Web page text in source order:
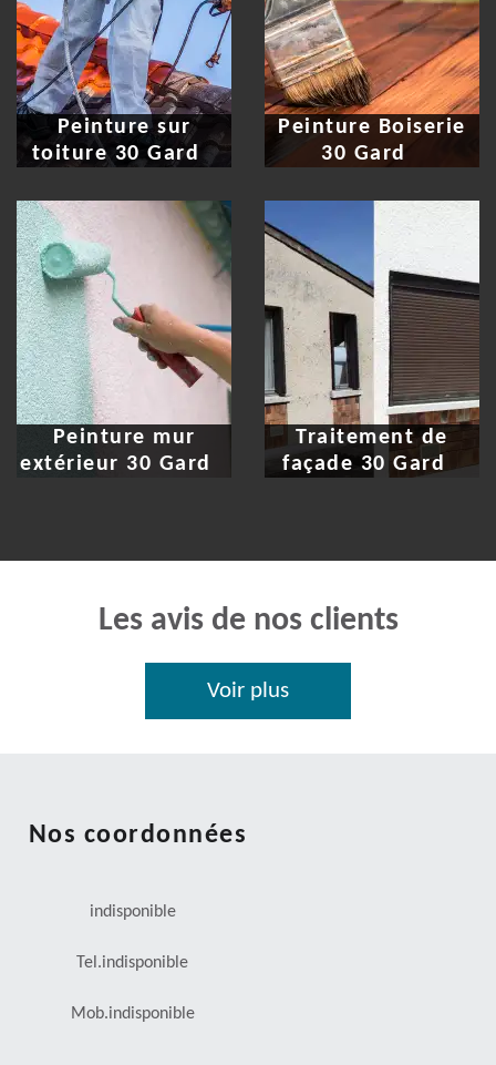
Peinture sur
toiture 30 Gard
Peinture Boiserie
30 Gard
Peinture mur
extérieur 30 Gard
Traitement de
façade 30 Gard
Les avis de nos clients
Voir plus
Nos coordonnées
indisponible
Tel.indisponible
Mob.indisponible